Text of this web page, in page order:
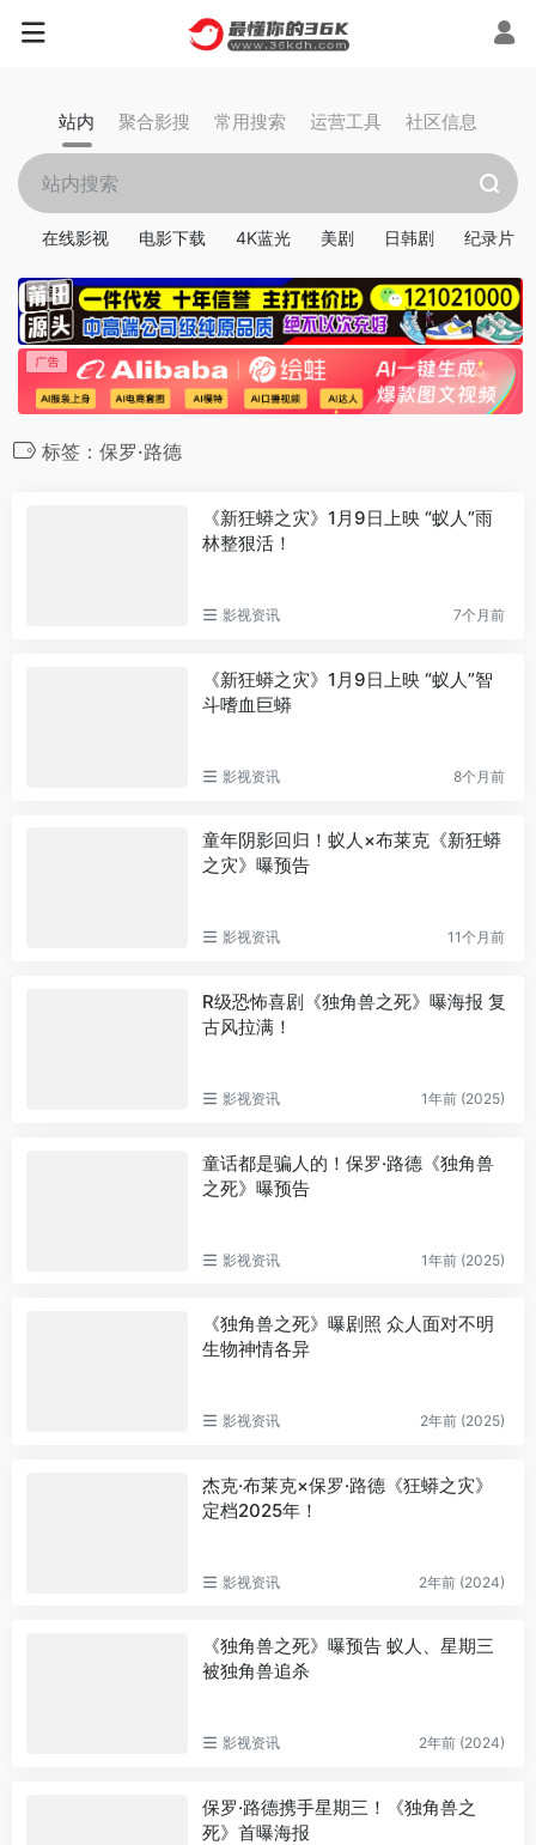
站内 聚合影搜 常用搜索 运营工具 社区信息
在线影视 电影下载 4K蓝光 美剧 日韩剧 纪录片
标签：保罗·路德
《新狂蟒之灾》1月9日上映 “蚁人”雨
林整狠活！
影视资讯 7个月前
《新狂蟒之灾》1月9日上映 “蚁人”智
斗嗜血巨蟒
影视资讯 8个月前
童年阴影回归！蚁人×布莱克《新狂蟒
之灾》曝预告
影视资讯 11个月前
R级恐怖喜剧《独角兽之死》曝海报 复
古风拉满！
影视资讯 1年前 (2025)
童话都是骗人的！保罗·路德《独角兽
之死》曝预告
影视资讯 1年前 (2025)
《独角兽之死》曝剧照 众人面对不明
生物神情各异
影视资讯 2年前 (2025)
杰克·布莱克×保罗·路德《狂蟒之灾》
定档2025年！
影视资讯 2年前 (2024)
《独角兽之死》曝预告 蚁人、星期三
被独角兽追杀
影视资讯 2年前 (2024)
保罗·路德携手星期三！《独角兽之
死》首曝海报